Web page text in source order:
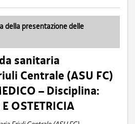
della presentazione delle
sanitaria
Centrale (ASU FC)
– Disciplina:
OSTETRICIA